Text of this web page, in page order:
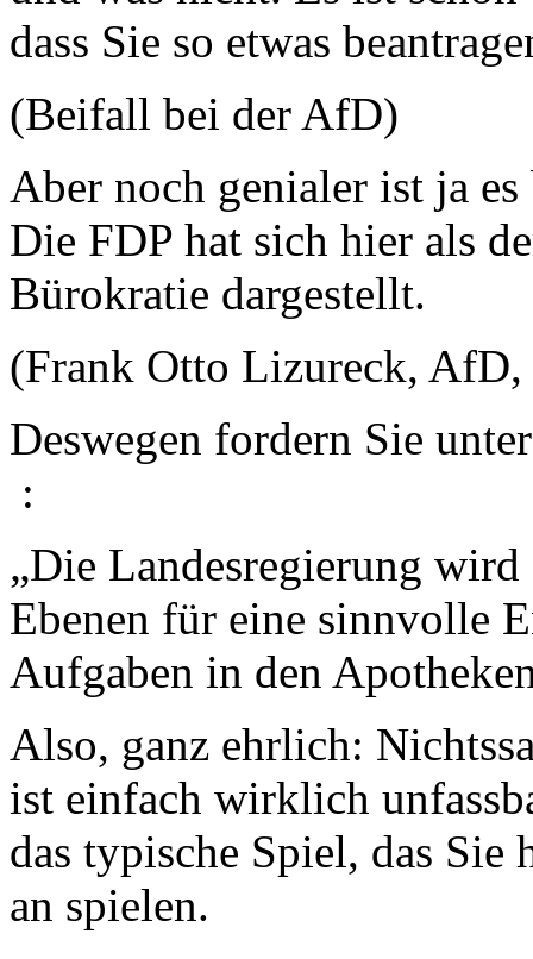
dass Sie so etwas
(Beifall bei der AfD)
Aber noch genialer ist ja
Die FDP hat sich hier als
Bürokratie dargestellt.
(Frank Otto Lizureck,
Deswegen fordern Sie
:
„Die Landesregierung
Ebenen für eine sinnvolle
Aufgaben in den
Also, ganz ehrlich:
ist einfach wirklich
das typische Spiel, das
an spielen.